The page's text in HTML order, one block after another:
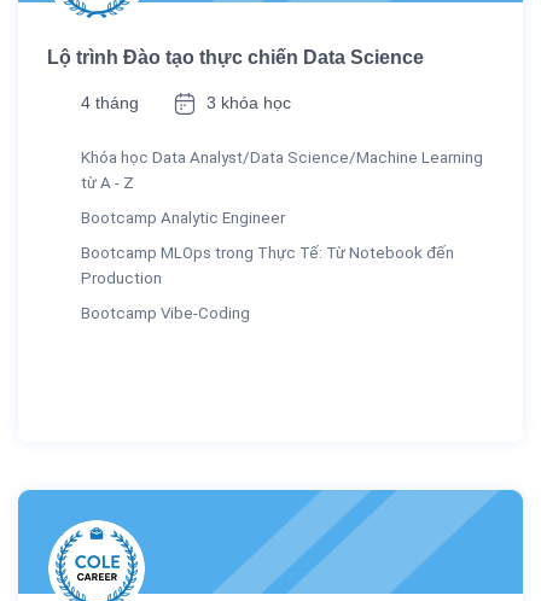
Lộ trình Đào tạo thực chiến Data Science
4 tháng 3 khóa học
Khóa học Data Analyst/Data Science/Machine Learning
từ A - Z
Bootcamp Analytic Engineer
Bootcamp MLOps trong Thực Tế: Từ Notebook đến
Production
Bootcamp Vibe-Coding